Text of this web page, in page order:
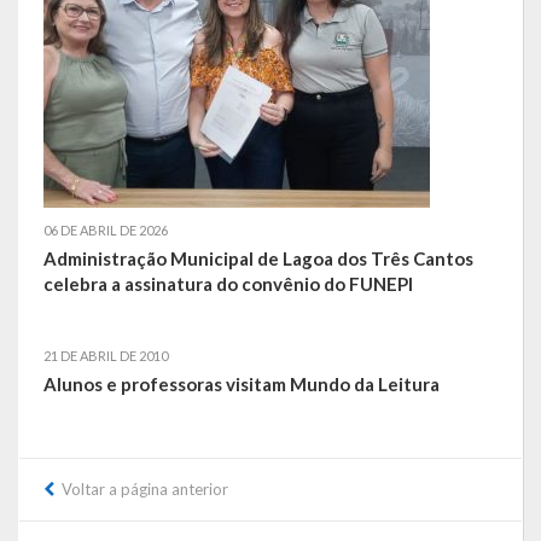
Saúde
Cultura
Histórias
A História da Comunidade Católica Nossa Senhora de Lourdes
de Vila Seca
A História da Comunidade Evangélica de Linha Kronenthal
Cantos
A história marcante do Grêmio Esportivo Lagoense: uma história
06 DE ABRIL DE 2026
Administração Municipal de Lagoa dos Três Cantos
celebra a assinatura do convênio do FUNEPI
21 DE ABRIL DE 2010
Alunos e professoras visitam Mundo da Leitura
Voltar a página anterior